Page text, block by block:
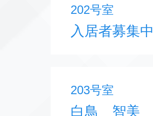
202号室
入居者募集中
203号室
白鳥 智美